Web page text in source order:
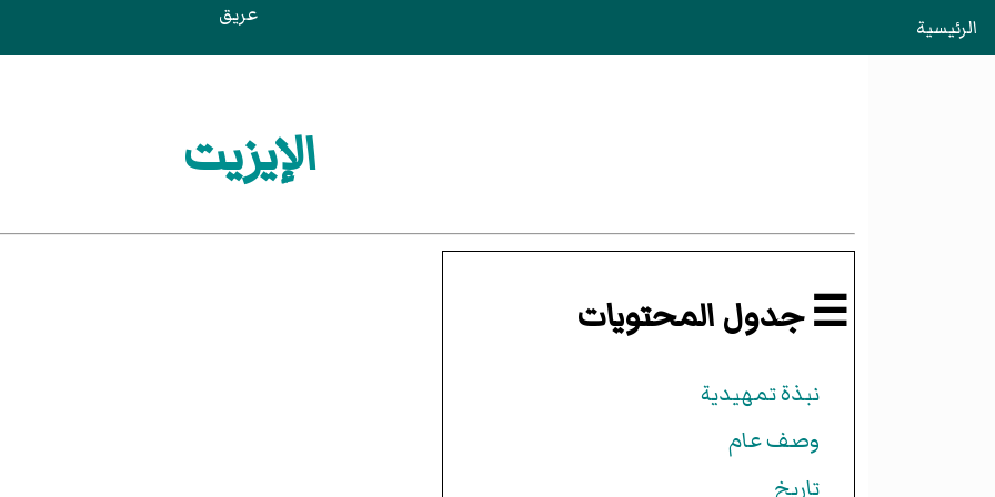
الرئيسية عريق
الإيزيت
☰ جدول المحتويات
نبذة تمهيدية
وصف عام
تاريخ